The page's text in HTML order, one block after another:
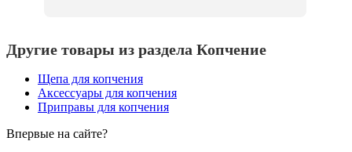
Другие товары из раздела Копчение
Щепа для копчения
Аксессуары для копчения
Приправы для копчения
Впервые на сайте?